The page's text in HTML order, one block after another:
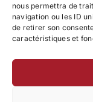
nous permettra de
navigation ou les ID
de retirer son
caractéristiques et
Centre d’étude
Formation à la